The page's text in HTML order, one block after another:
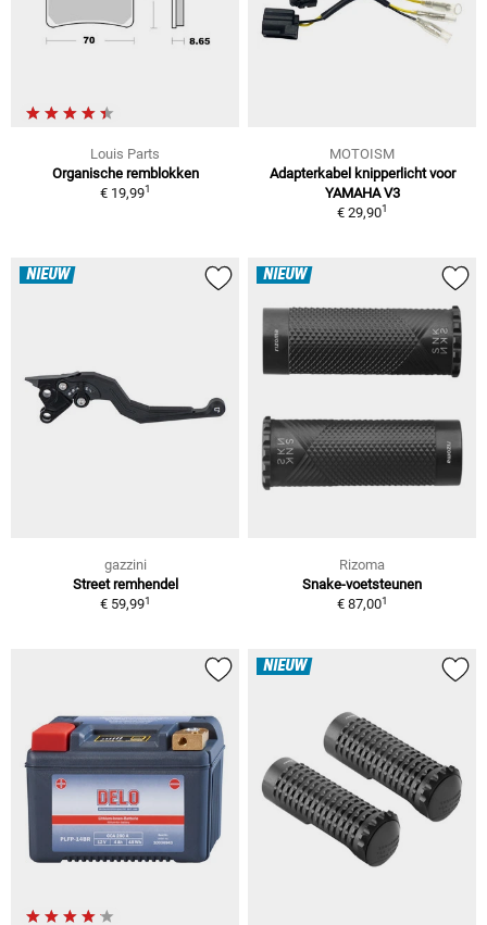
Louis Parts
Organische remblokken
€ 19,991
MOTOISM
Adapterkabel knipperlicht voor
YAMAHA V3
€ 29,901
NIEUW
gazzini
Street remhendel
€ 59,991
NIEUW
Rizoma
Snake-voetsteunen
€ 87,001
NIEUW